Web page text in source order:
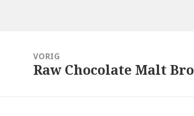
navigatieVORIG
Vorig
Raw Chocolate Malt